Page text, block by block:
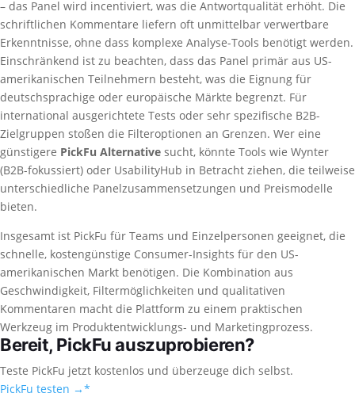
– das Panel wird incentiviert, was die Antwortqualität erhöht. Die
schriftlichen Kommentare liefern oft unmittelbar verwertbare
Erkenntnisse, ohne dass komplexe Analyse-Tools benötigt werden.
Einschränkend ist zu beachten, dass das Panel primär aus US-
amerikanischen Teilnehmern besteht, was die Eignung für
deutschsprachige oder europäische Märkte begrenzt. Für
international ausgerichtete Tests oder sehr spezifische B2B-
Zielgruppen stoßen die Filteroptionen an Grenzen. Wer eine
günstigere PickFu Alternative sucht, könnte Tools wie Wynter
(B2B-fokussiert) oder UsabilityHub in Betracht ziehen, die teilweise
unterschiedliche Panelzusammensetzungen und Preismodelle
bieten.
Insgesamt ist PickFu für Teams und Einzelpersonen geeignet, die
schnelle, kostengünstige Consumer-Insights für den US-
amerikanischen Markt benötigen. Die Kombination aus
Geschwindigkeit, Filtermöglichkeiten und qualitativen
Kommentaren macht die Plattform zu einem praktischen
Werkzeug im Produktentwicklungs- und Marketingprozess.
Bereit, PickFu auszuprobieren?
Teste PickFu jetzt kostenlos und überzeuge dich selbst.
PickFu testen →*